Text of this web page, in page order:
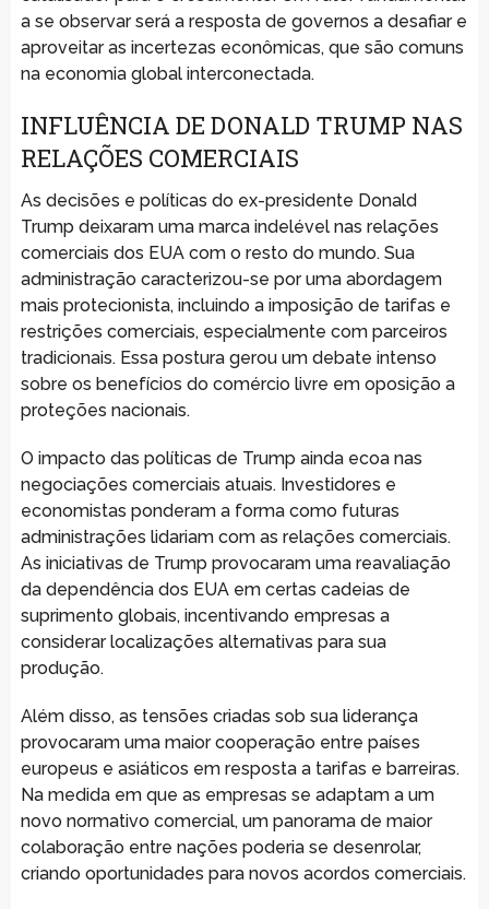
a se observar será a resposta de governos a desafiar e
aproveitar as incertezas econômicas, que são comuns
na economia global interconectada.
INFLUÊNCIA DE DONALD TRUMP NAS
RELAÇÕES COMERCIAIS
As decisões e políticas do ex-presidente Donald
Trump deixaram uma marca indelével nas relações
comerciais dos EUA com o resto do mundo. Sua
administração caracterizou-se por uma abordagem
mais protecionista, incluindo a imposição de tarifas e
restrições comerciais, especialmente com parceiros
tradicionais. Essa postura gerou um debate intenso
sobre os benefícios do comércio livre em oposição a
proteções nacionais.
O impacto das políticas de Trump ainda ecoa nas
negociações comerciais atuais. Investidores e
economistas ponderam a forma como futuras
administrações lidariam com as relações comerciais.
As iniciativas de Trump provocaram uma reavaliação
da dependência dos EUA em certas cadeias de
suprimento globais, incentivando empresas a
considerar localizações alternativas para sua
produção.
Além disso, as tensões criadas sob sua liderança
provocaram uma maior cooperação entre países
europeus e asiáticos em resposta a tarifas e barreiras.
Na medida em que as empresas se adaptam a um
novo normativo comercial, um panorama de maior
colaboração entre nações poderia se desenrolar,
criando oportunidades para novos acordos comerciais.